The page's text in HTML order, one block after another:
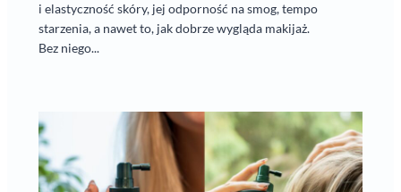
i elastyczność skóry, jej odporność na smog, tempo
starzenia, a nawet to, jak dobrze wygląda makijaż.
Bez niego...